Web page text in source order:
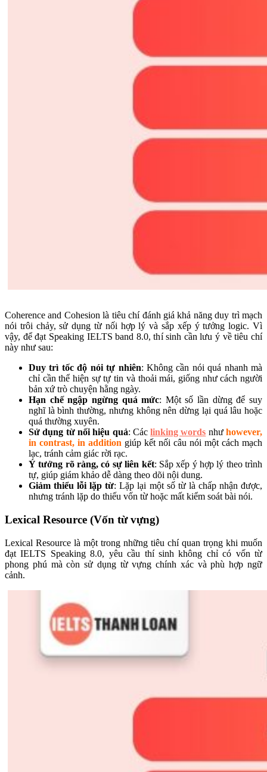
Coherence and Cohesion là tiêu chí đánh giá khả năng duy trì mạch
nói trôi chảy, sử dụng từ nối hợp lý và sắp xếp ý tưởng logic. Vì
vậy, để đạt Speaking IELTS band 8.0, thí sinh cần lưu ý về tiêu chí
này như sau:
Duy trì tốc độ nói tự nhiên: Không cần nói quá nhanh mà
chỉ cần thể hiện sự tự tin và thoải mái, giống như cách người
bản xứ trò chuyện hằng ngày.
Hạn chế ngập ngừng quá mức: Một số lần dừng để suy
nghĩ là bình thường, nhưng không nên dừng lại quá lâu hoặc
quá thường xuyên.
Sử dụng từ nối hiệu quả: Cáclinking words nhưhowever,
in contrast, in addition giúp kết nối câu nói một cách mạch
lạc, tránh cảm giác rời rạc.
Ý tưởng rõ ràng, có sự liên kết: Sắp xếp ý hợp lý theo trình
tự, giúp giám khảo dễ dàng theo dõi nội dung.
Giảm thiểu lỗi lặp từ: Lặp lại một số từ là chấp nhận được,
nhưng tránh lặp do thiếu vốn từ hoặc mất kiểm soát bài nói.
Lexical Resource (Vốn từ vựng)
Lexical Resource là một trong những tiêu chí quan trọng khi muốn
đạt IELTS Speaking 8.0, yêu cầu thí sinh không chỉ có vốn từ
phong phú mà còn sử dụng từ vựng chính xác và phù hợp ngữ
cảnh.